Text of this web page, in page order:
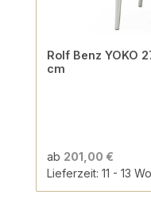
Rolf Benz YOKO
cm
ab 201,00 €
Lieferzeit: 11 - 13